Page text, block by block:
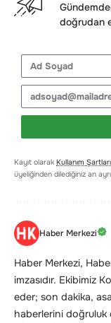
doğrudan
Kayıt olarak Kullanım
üyeliğinden dilediğiniz an
Haber Merkezi
Haber Merkezi,
imzasıdır. Ekibimiz
eder; son dakika,
haberlerini doğruluk